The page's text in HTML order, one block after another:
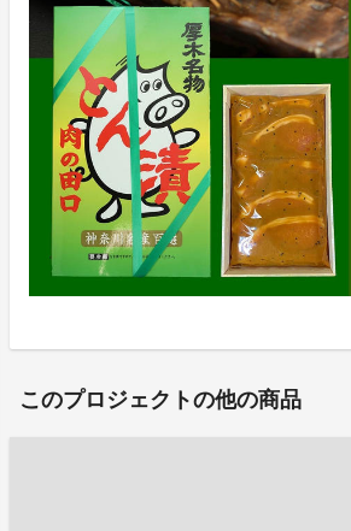
このプロジェクトの他の商品